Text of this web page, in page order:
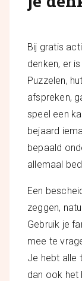
Bij gratis
denken, er
Puzzelen,
afspreken,
speel een
bejaard
bepaald
allemaal
Een
zeggen,
Gebruik je
mee te
Je hebt alle
dan ook het